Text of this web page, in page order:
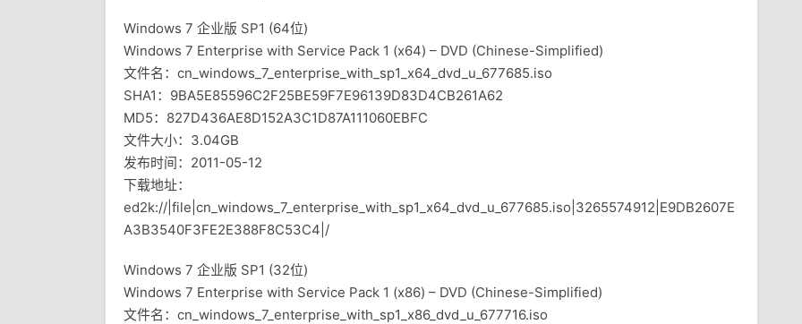
Windows 7 企业版 SP1 (64位)
Windows 7 Enterprise with Service Pack 1 (x64) – DVD (Chinese-Simplified)
文件名：cn_windows_7_enterprise_with_sp1_x64_dvd_u_677685.iso
SHA1：9BA5E85596C2F25BE59F7E96139D83D4CB261A62
MD5：827D436AE8D152A3C1D87A111060EBFC
文件大小：3.04GB
发布时间：2011-05-12
下载地址：
ed2k://|file|cn_windows_7_enterprise_with_sp1_x64_dvd_u_677685.iso|3265574912|E9DB2607E
A3B3540F3FE2E388F8C53C4|/
Windows 7 企业版 SP1 (32位)
Windows 7 Enterprise with Service Pack 1 (x86) – DVD (Chinese-Simplified)
文件名：cn_windows_7_enterprise_with_sp1_x86_dvd_u_677716.iso